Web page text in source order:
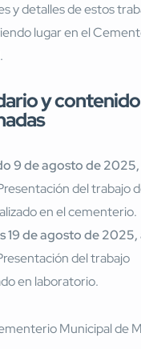
y detalles de estos
lugar en el
y
9 de agosto de 2025,
del trabajo
en el cementerio.
19 de agosto de 2025,
del trabajo
en laboratorio.
Municipal de